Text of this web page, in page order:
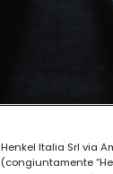
Henkel Italia Srl via
(congiuntamente